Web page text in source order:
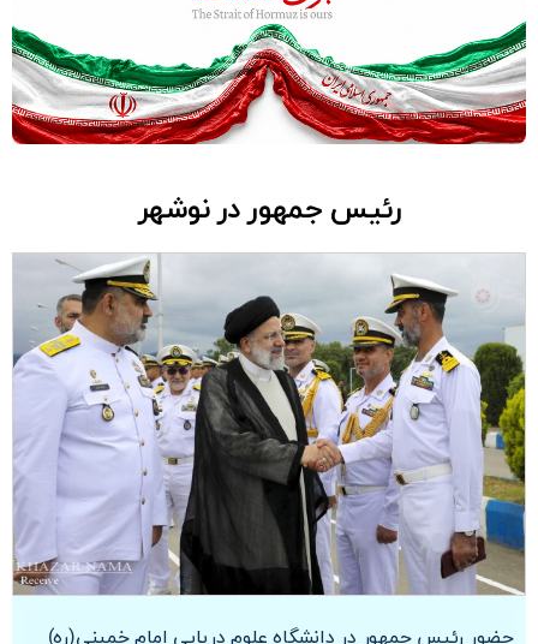
رئیس جمهور در نوشهر
حضور رئیس جمهور در دانشگاه علوم دریایی امام خمینی(ره)